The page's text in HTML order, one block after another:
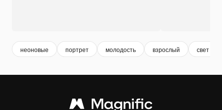
неоновые портрет молодость взрослый свет